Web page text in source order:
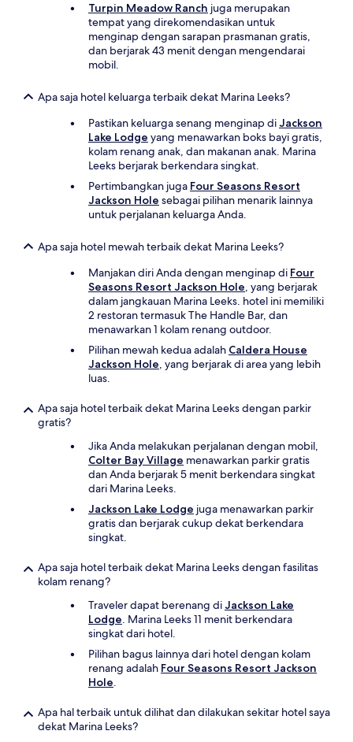
Turpin Meadow Ranch juga merupakan
tempat yang direkomendasikan untuk
menginap dengan sarapan prasmanan gratis,
dan berjarak 43 menit dengan mengendarai
mobil.
Apa saja hotel keluarga terbaik dekat Marina Leeks?
Pastikan keluarga senang menginap diJackson
Lake Lodge yang menawarkan boks bayi gratis,
kolam renang anak, dan makanan anak. Marina
Leeks berjarak berkendara singkat.
Pertimbangkan juga Four Seasons Resort
Jackson Hole sebagai pilihan menarik lainnya
untuk perjalanan keluarga Anda.
Apa saja hotel mewah terbaik dekat Marina Leeks?
Manjakan diri Anda dengan menginap di Four
Seasons Resort Jackson Hole, yang berjarak
dalam jangkauan Marina Leeks. hotel ini memiliki
2 restoran termasuk The Handle Bar, dan
menawarkan 1 kolam renang outdoor.
Pilihan mewah kedua adalah Caldera House
Jackson Hole, yang berjarak di area yang lebih
luas.
Apa saja hotel terbaik dekat Marina Leeks dengan parkir
gratis?
Jika Anda melakukan perjalanan dengan mobil,
Colter Bay Village menawarkan parkir gratis
dan Anda berjarak 5 menit berkendara singkat
dari Marina Leeks.
Jackson Lake Lodge juga menawarkan parkir
gratis dan berjarak cukup dekat berkendara
singkat.
Apa saja hotel terbaik dekat Marina Leeks dengan fasilitas
kolam renang?
Traveler dapat berenang diJackson Lake
Lodge. Marina Leeks 11 menit berkendara
singkat dari hotel.
Pilihan bagus lainnya dari hotel dengan kolam
renang adalah Four Seasons Resort Jackson
Hole.
Apa hal terbaik untuk dilihat dan dilakukan sekitar hotel saya
dekat Marina Leeks?